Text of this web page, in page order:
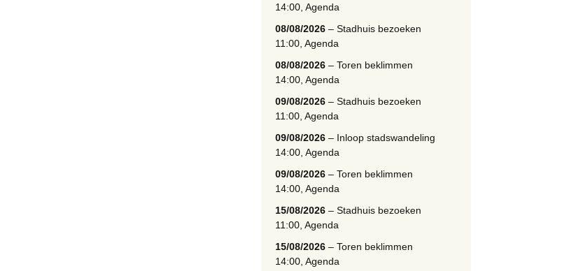
14:00, Agenda
08/08/2026 – Stadhuis bezoeken
11:00, Agenda
08/08/2026 – Toren beklimmen
14:00, Agenda
09/08/2026 – Stadhuis bezoeken
11:00, Agenda
09/08/2026 – Inloop stadswandeling
14:00, Agenda
09/08/2026 – Toren beklimmen
14:00, Agenda
15/08/2026 – Stadhuis bezoeken
11:00, Agenda
15/08/2026 – Toren beklimmen
14:00, Agenda